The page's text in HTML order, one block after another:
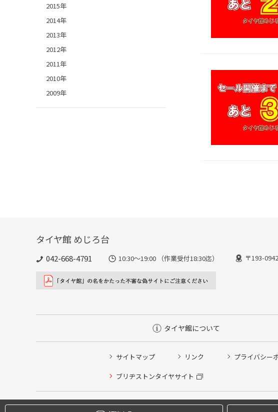
2015年
2014年
2013年
2012年
2011年
2010年
2009年
タイヤ館 めじろ台
042-668-4791 10:30～19:00 （作業受付18:30迄） 〒193-
タイヤ館について
サイトマップ リンク プライバシー
ブリヂストンタイヤサイト
タイヤ点検・安全点検/タイヤ履き替え/オイル交換/その他ピット作業の予約
クローク契約会員専用タイヤ履き替え※タイヤ履き替えを希望のクローク
本日のタイヤ履き替え順番待ち予約 ※クローク契約会員の方はご利用いただ